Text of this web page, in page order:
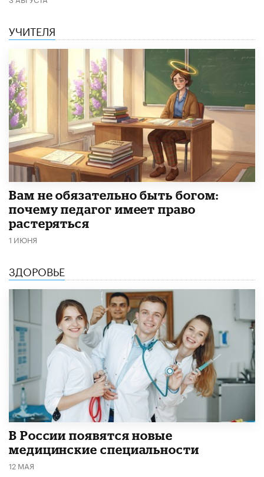
УЧИТЕЛЯ
​Вам не обязательно быть богом:
почему педагог имеет право
растеряться
1 ИЮНЯ
ЗДОРОВЬЕ
В России появятся новые
медицинские специальности
12 МАЯ